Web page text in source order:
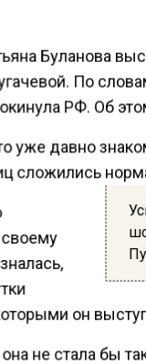
Буланова
По
РФ. Об
уже давно
сложились
он
она не стала бы